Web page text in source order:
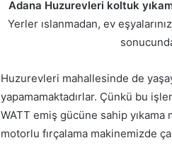
Adana Huzurevleri koltuk
Yerler ıslanmadan, ev
Huzurevleri mahallesinde de
yapamamaktadırlar. Çünkü bu
WATT emiş gücüne sahip
motorlu fırçalama makinemizde